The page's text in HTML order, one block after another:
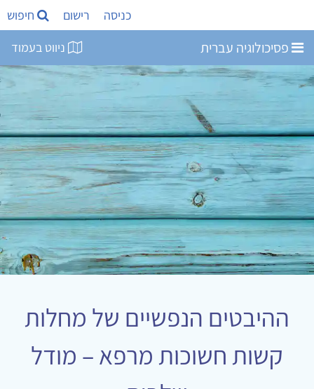
כניסה רישום חיפוש
פסיכולוגיה עברית ניווט בעמוד
ההיבטים הנפשיים של מחלות
קשות חשוכות מרפא – מודל